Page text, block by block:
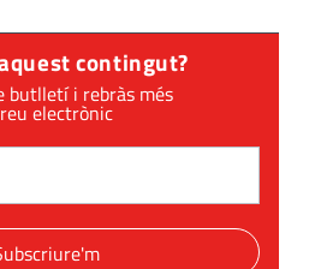
contingut?
butlletí i rebràs més
electrònic